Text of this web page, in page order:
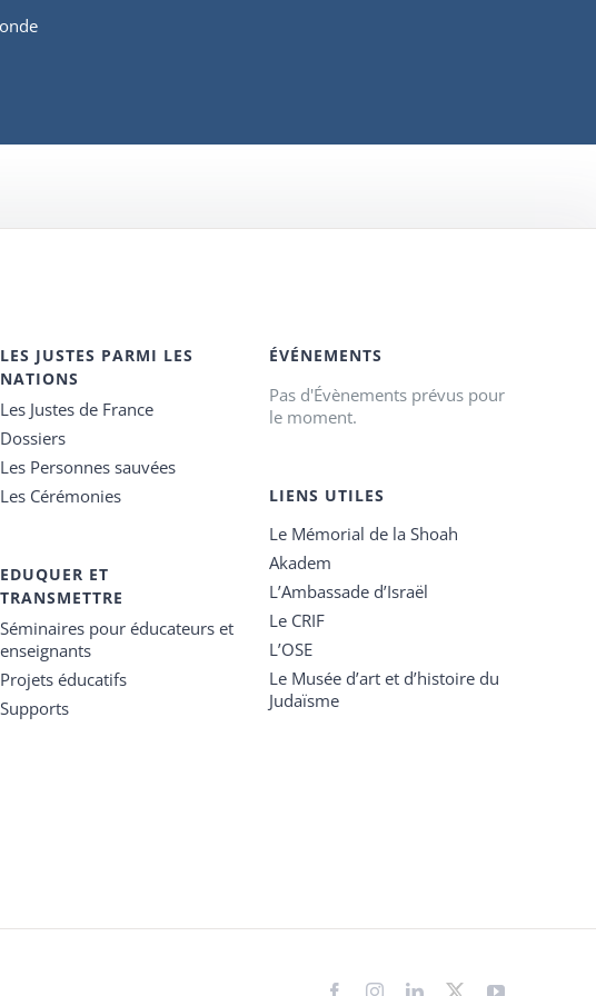
LES JUSTES PARMI LES
NATIONS
Les Justes de France
Dossiers
Les Personnes sauvées
Les Cérémonies
EDUQUER ET
TRANSMETTRE
Séminaires pour éducateurs et
enseignants
Projets éducatifs
Supports
ÉVÉNEMENTS
Pas d'Évènements prévus pour
le moment.
LIENS UTILES
Le Mémorial de la Shoah
Akadem
L’Ambassade d’Israël
Le CRIF
L’OSE
Le Musée d’art et d’histoire du
Judaïsme
FacebookInstagramLinkedIn
X YouTube